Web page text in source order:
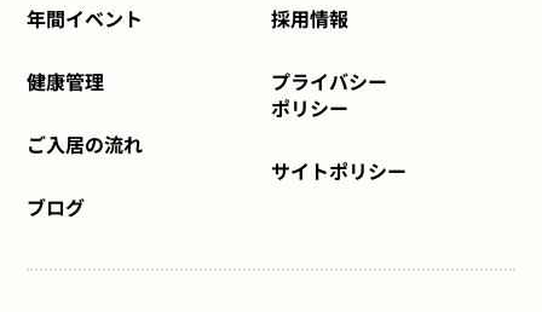
年間イベント
健康管理
ご入居の流れ
ブログ
採用情報
プライバシー
ポリシー
サイトポリシー